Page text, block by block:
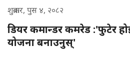
शुक्रबार, पुस ४, २०८२
डियर कमान्डर कमरेड :'फुटेर
योजना बनाउनुस्'